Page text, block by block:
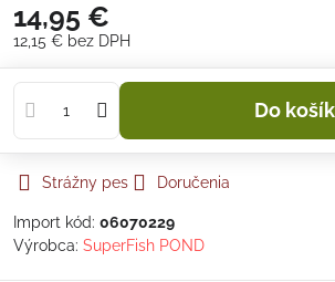
14,95 €
12,15 € bez DPH
Do
Strážny pes Doručenia
Import kód: 06070229
Výrobca: SuperFish POND